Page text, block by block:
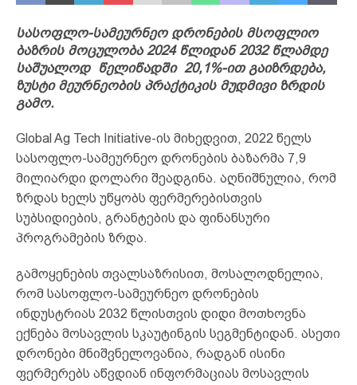
სასოფლო-სამეურნეო დრონების მსოფლიო
ბაზრის მოცულობა 2024 წლიდან 2032 წლამდე
საშუალოდ წელიწადში 20,1%-ით გაიზრდება,
ზუსტი მეურნეობის პრაქტიკის მუდმივი ზრდის
გამო.
Global Ag Tech Initiative-ის მიხედვით, 2022 წელს
სასოფლო-სამეურნეო დრონების ბაზარმა 7,9
მილიარდი დოლარი შეადგინა. აღნიშნულია, რომ
ზრდას ხელს უწყობს ფერმერებისთვის
სუბსიდიების, გრანტების და ფინანსური
პროგრამების ზრდა.
გამოყენების თვალსაზრისით, მოსალოდნელია,
რომ სასოფლო-სამეურნეო დრონების
ინდუსტრიას 2032 წლისთვის დიდი მოთხოვნა
ექნება მოსავლის სკაუტინგის სეგმენტიდან. ასეთი
დრონები მნიშვნელოვანია, რადგან ისინი
ფერმერებს აწვდიან ინფორმაციას მოსავლის